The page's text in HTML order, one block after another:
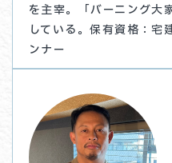
を主宰。「バーニング大
している。保有資格：宅
ンナー